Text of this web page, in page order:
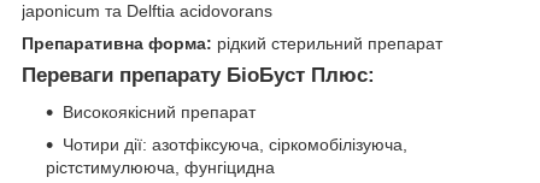
japonicum та Delftia acidovorans
Препаративна форма: рідкий стерильний препарат
Переваги препарату БіоБуст Плюс:
Високоякісний препарат
Чотири дії: азотфіксуюча, сіркомобілізуюча,
рістстимулююча, фунгіцидна